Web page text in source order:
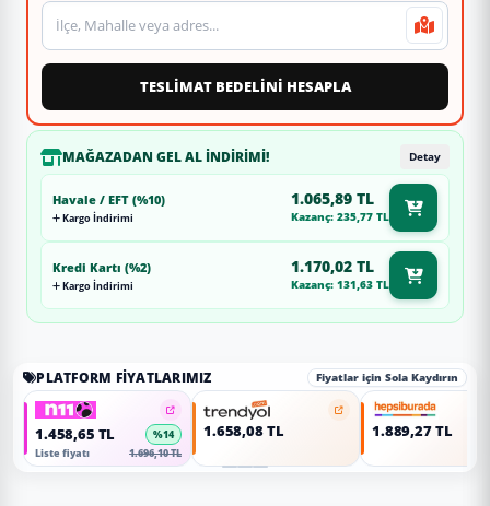
Teslimat veya montaj adresi
TESLİMAT BEDELİNİ HESAPLA
MAĞAZADAN GEL AL İNDIRIMI! Detay
Havale / EFT (%10)
Kargo İndirimi
1.065,89 TL
Kazanç: 235,77 TL
Kredi Kartı (%2)
Kargo İndirimi
1.170,02 TL
Kazanç: 131,63 TL
PLATFORM FIYATLARIMIZ Fiyatlar için Sola Kaydırın
1.458,65 TL
%14
Liste fiyatı
1.696,10 TL
1.658,08 TL 1.889,27 TL